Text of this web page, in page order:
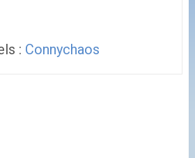
: Connychaos